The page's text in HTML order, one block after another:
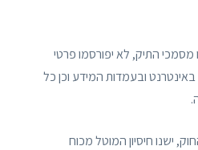
מסמכי התיק, לא יפורסמו פרטי
ובעמדות המידע וכן כל
ישנו חיסיון המוטל מכוח